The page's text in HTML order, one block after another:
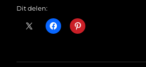
Dit delen: